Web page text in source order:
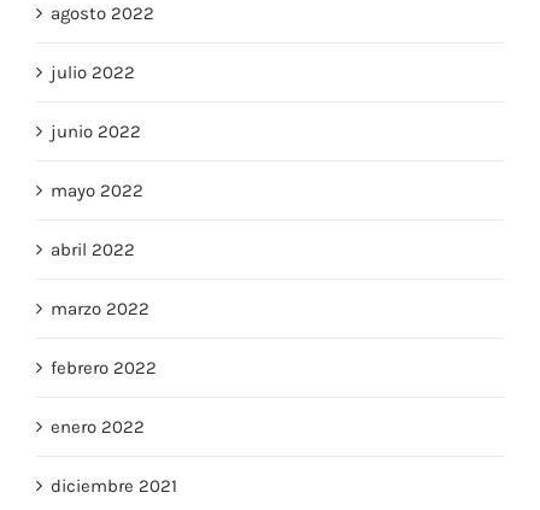
agosto 2022
julio 2022
junio 2022
mayo 2022
abril 2022
marzo 2022
febrero 2022
enero 2022
diciembre 2021